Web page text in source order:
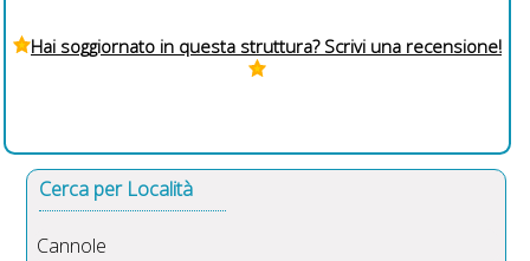
Hai soggiornato in questa struttura? Scrivi una recensione!
Cerca per Località
Cannole